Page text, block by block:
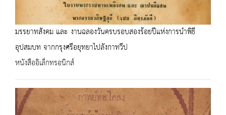
มรรยาทสังคม และ งานฉลองวันครบรอบสองร้อยปีแห่งการนำพิธี
อุปสมบท จากกรุงศรีอยุทยาไปลังกาทวีป
หนังสืออิเล็กทรอนิกส์